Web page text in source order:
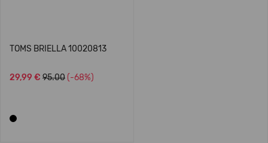
TOMS BRIELLA 10020813
29,99 € 95.00 (-68%)